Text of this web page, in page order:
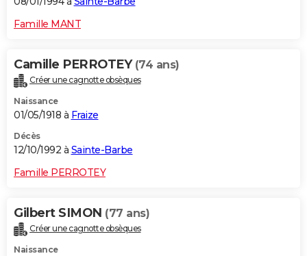
Famille MANT
Camille PERROTEY (74 ans)
Créer une cagnotte obsèques
Naissance
01/05/1918 à Fraize
Décès
12/10/1992 à Sainte-Barbe
Famille PERROTEY
Gilbert SIMON (77 ans)
Créer une cagnotte obsèques
Naissance